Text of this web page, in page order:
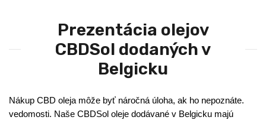
Prezentácia olejov
CBDSol dodaných v
Belgicku
Nákup CBD oleja môže byť náročná úloha, ak ho nepoznáte.
vedomosti. Naše CBDSol oleje dodávané v Belgicku majú